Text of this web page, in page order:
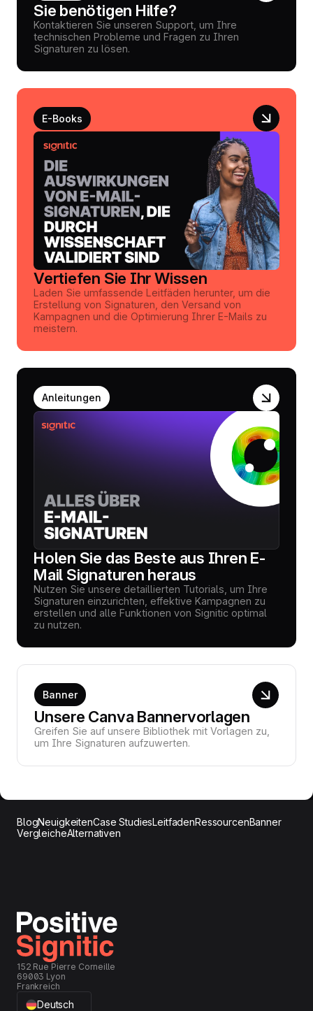
Sie benötigen Hilfe?
Kontaktieren Sie unseren Support, um Ihre
technischen Probleme und Fragen zu Ihren
Signaturen zu lösen.
E-Books
Vertiefen Sie Ihr Wissen
Laden Sie umfassende Leitfäden herunter, um die
Erstellung von Signaturen, den Versand von
Kampagnen und die Optimierung Ihrer E-Mails zu
meistern.
Anleitungen
Holen Sie das Beste aus Ihren E-
Mail Signaturen heraus
Nutzen Sie unsere detaillierten Tutorials, um Ihre
Signaturen einzurichten, effektive Kampagnen zu
erstellen und alle Funktionen von Signitic optimal
zu nutzen.
Banner
Unsere Canva Bannervorlagen
Greifen Sie auf unsere Bibliothek mit Vorlagen zu,
um Ihre Signaturen aufzuwerten.
BlogNeuigkeitenCase StudiesLeitfadenRessourcenBanner
VergleicheAlternativen
152 Rue Pierre Corneille
69003 Lyon
Frankreich
Deutsch